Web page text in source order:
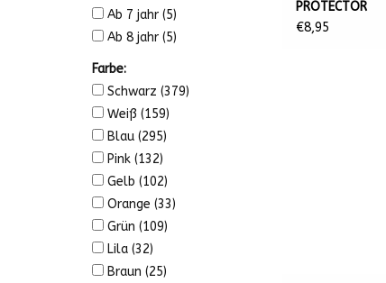
Ab 7 jahr (5)
Ab 8 jahr (5)
Farbe:
Schwarz (379)
Weiß (159)
Blau (295)
Pink (132)
Gelb (102)
Orange (33)
Grün (109)
Lila (32)
Braun (25)
PROTECTOR
€8,95